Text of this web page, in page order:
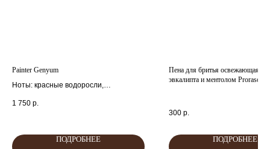
Painter Genyum
Ноты: красные водоросли,
1 750 р.
ПОДРОБНЕЕ
Пена для бритья освежающая с
эвкалипта и ментолом Proraso
300 р.
ПОДРОБНЕЕ